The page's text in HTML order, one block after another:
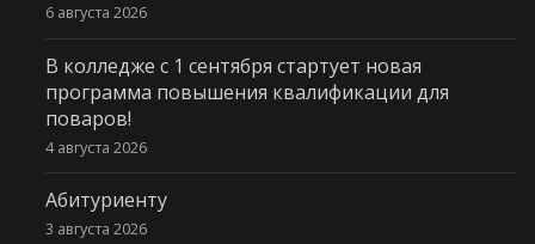
6 августа 2026
В колледже с 1 сентября стартует новая
программа повышения квалификации для
поваров!
4 августа 2026
Абитуриенту
3 августа 2026